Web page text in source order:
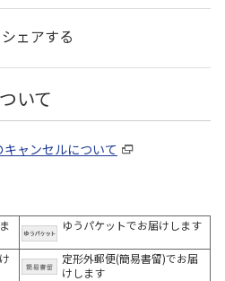
シェアする
いて
キャンセルについて
ゆうパケットでお届けします
定形外郵便(簡易書留)でお届
けします